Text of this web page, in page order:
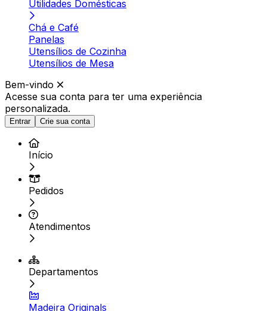
Utilidades Domésticas
Chá e Café
Panelas
Utensílios de Cozinha
Utensílios de Mesa
Bem-vindo
Acesse sua conta para ter uma experiência
personalizada.
Entrar Crie sua conta
Início
Pedidos
Atendimentos
Departamentos
Madeira Originals